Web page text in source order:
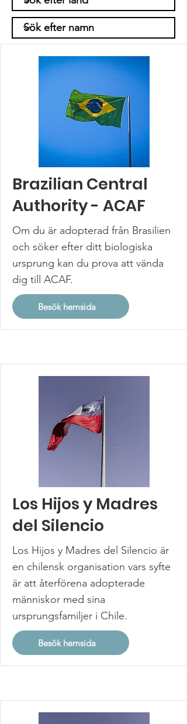
Brazilian Central
Authority - ACAF
Om du är adopterad från Brasilien
och söker efter ditt biologiska
ursprung kan du prova att vända
dig till ACAF.
Besök hemsida
Los Hijos y Madres
del Silencio
Los Hijos y Madres del Silencio är
en chilensk organisation vars syfte
är att återförena adopterade
människor med sina
ursprungsfamiljer i Chile.
Besök hemsida